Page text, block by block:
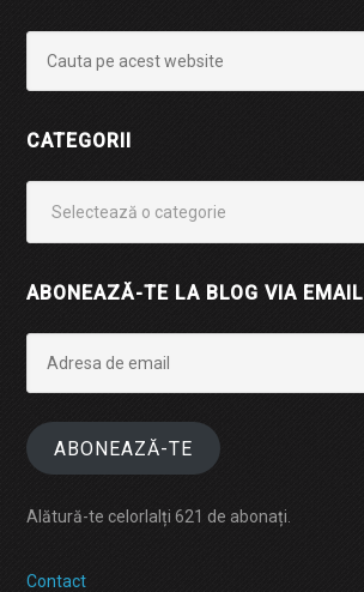
CATEGORII
ABONEAZĂ-TE LA BLOG VIA EMAIL
email
ABONEAZĂ-TE
Alătură-te celorlalți 621 de abonați.
Contact